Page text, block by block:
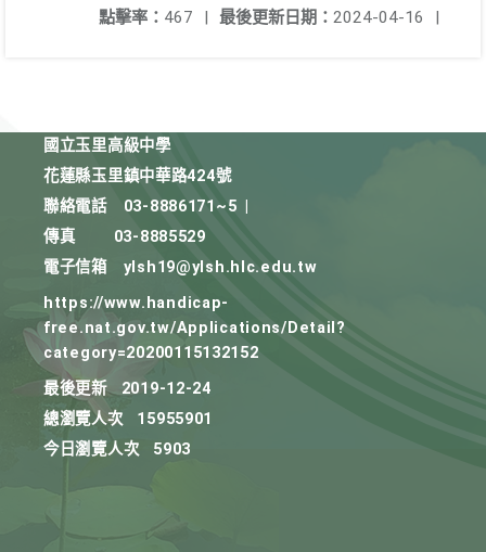
最後更新日期： 2024-04-16 |
點擊率： 467 |
國立玉里高級中學
花蓮縣玉里鎮中華路424號
聯絡電話
03-8886171~5
傳真
03-8885529
電子信箱
ylsh19@ylsh.hlc.edu.tw
https://www.handicap-
free.nat.gov.tw/Applications/Detail?
category=20200115132152
最後更新
2019-12-24
總瀏覽人次
15955901
今日瀏覽人次
5903